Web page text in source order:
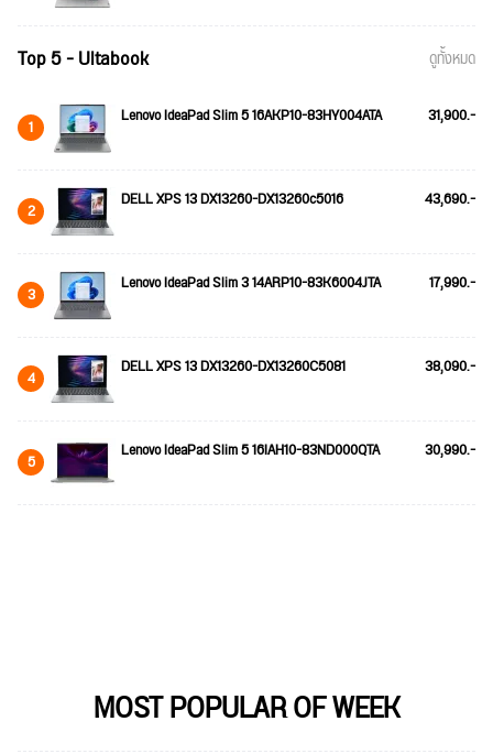
Top 5 - Ultabook ดูทั้งหมด
1 Lenovo IdeaPad Slim 5 16AKP10-83HY004ATA 31,900.-
2 DELL XPS 13 DX13260-DX13260c5016 43,690.-
3 Lenovo IdeaPad Slim 3 14ARP10-83K6004JTA 17,990.-
4 DELL XPS 13 DX13260-DX13260C5081 38,090.-
5 Lenovo IdeaPad Slim 5 16IAH10-83ND000QTA 30,990.-
MOST POPULAR OF WEEK